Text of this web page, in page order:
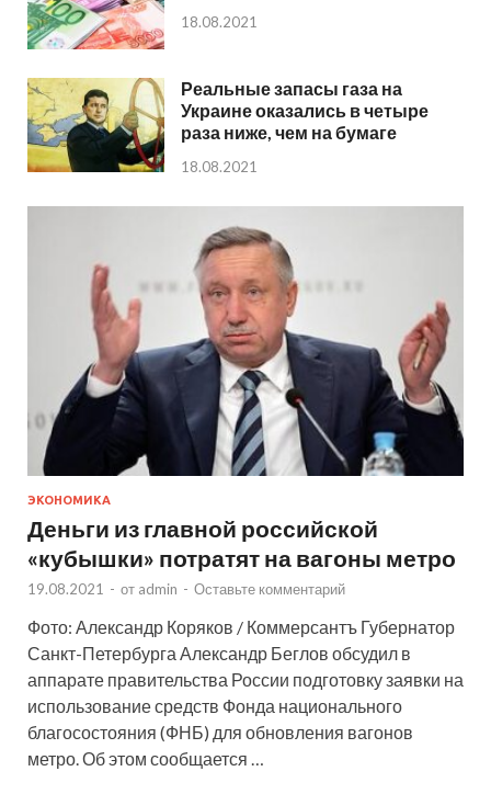
18.08.2021
Реальные запасы газа на
Украине оказались в четыре
раза ниже, чем на бумаге
18.08.2021
ЭКОНОМИКА
Деньги из главной российской
«кубышки» потратят на вагоны метро
19.08.2021 - от admin - Оставьте комментарий
Фото: Александр Коряков / Коммерсантъ Губернатор
Санкт-Петербурга Александр Беглов обсудил в
аппарате правительства России подготовку заявки на
использование средств Фонда национального
благосостояния (ФНБ) для обновления вагонов
метро. Об этом сообщается …